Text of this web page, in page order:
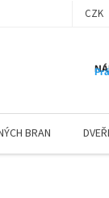
CZK
BRAN